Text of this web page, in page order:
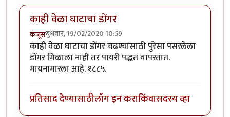
काही वेळा घाटाचा डोंगर
कंजूसबुधवार, 19/02/2020 10:59
काही वेळा घाटाचा डोंगर चढण्यासाठी पुरेसा पसरलेला
डोंगर मिळाला नाही तर पायरी पद्धत वापरतात.
मायनामारला आहे. १८८५.
प्रतिसाद देण्यासाठीलॉग इन कराकिंवासदस्य व्हा